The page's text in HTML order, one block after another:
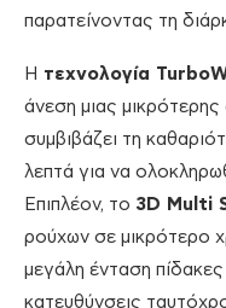
παρατείνοντας τη
Η τεχνολογία
άνεση μιας
συμβιβάζει τη
λεπτά για να
Επιπλέον, το 3D Multi
ρούχων σε μικρότερο
μεγάλη ένταση
κατευθύνσεις